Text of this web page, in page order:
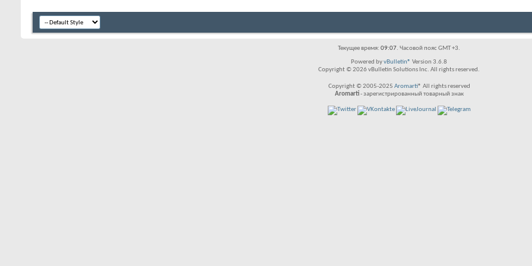
Текущее время: 09:07. Часовой пояс GMT +3.
Powered byvBulletin® Version 3.6.8
Copyright © 2026 vBulletin Solutions Inc. All rights reserved.
Copyright © 2005-2025 Aromarti® All rights reserved
Aromarti- зарегистрированный товарный знак